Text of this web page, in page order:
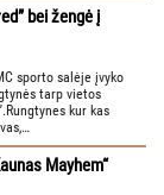
bei žengė į
sporto salėje įvyko
tarp vietos
kur kas
Mayhem“